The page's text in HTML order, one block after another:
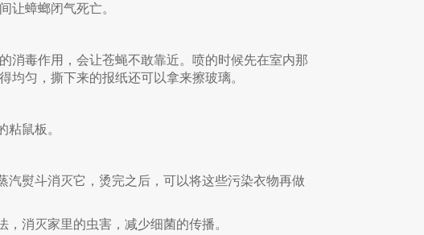
让蟑螂闭气死亡。
消毒作用，会让苍蝇不敢靠近。喷的时候先在室内那
均匀，撕下来的报纸还可以拿来擦玻璃。
鼠板。
熨斗消灭它，烫完之后，可以将这些污染衣物再做
消灭家里的虫害，减少细菌的传播。